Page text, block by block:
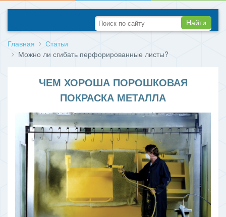
Найти
Главная
Статьи
Можно ли сгибать перфорированные листы?
ЧЕМ ХОРОША ПОРОШКОВАЯ
ПОКРАСКА МЕТАЛЛА